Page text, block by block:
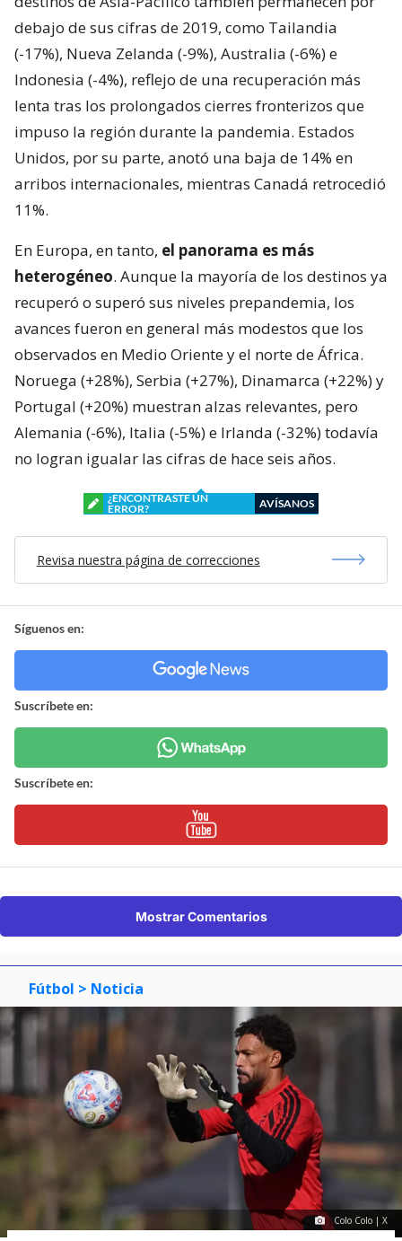
debajo de sus cifras de 2019, como Tailandia
(-17%), Nueva Zelanda (-9%), Australia (-6%) e
Indonesia (-4%), reflejo de una recuperación más
lenta tras los prolongados cierres fronterizos que
impuso la región durante la pandemia. Estados
Unidos, por su parte, anotó una baja de 14% en
arribos internacionales, mientras Canadá retrocedió
11%.
En Europa, en tanto, el panorama es más
heterogéneo. Aunque la mayoría de los destinos ya
recuperó o superó sus niveles prepandemia, los
avances fueron en general más modestos que los
observados en Medio Oriente y el norte de África.
Noruega (+28%), Serbia (+27%), Dinamarca (+22%) y
Portugal (+20%) muestran alzas relevantes, pero
Alemania (-6%), Italia (-5%) e Irlanda (-32%) todavía
no logran igualar las cifras de hace seis años.
¿ENCONTRASTE UN
ERROR?
AVÍSANOS
Revisa nuestra página de correcciones
Síguenos en:
Suscríbete en:
Suscríbete en:
Mostrar Comentarios
Fútbol > Noticia
Colo Colo | X